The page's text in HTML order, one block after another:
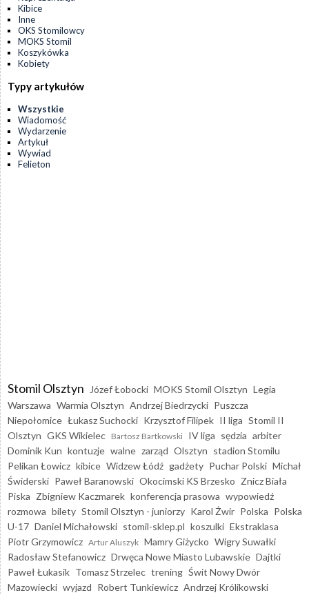
Kibice
Inne
OKS Stomilowcy
MOKS Stomil
Koszykówka
Kobiety
Typy artykułów
Wszystkie
Wiadomość
Wydarzenie
Artykuł
Wywiad
Felieton
Stomil Olsztyn Józef Łobocki MOKS Stomil Olsztyn Legia
Warszawa Warmia Olsztyn Andrzej Biedrzycki Puszcza
Niepołomice Łukasz Suchocki Krzysztof Filipek II liga Stomil II
Olsztyn GKS Wikielec Bartosz Bartkowski IV liga sędzia arbiter
Dominik Kun kontuzje walne zarząd Olsztyn stadion Stomilu
Pelikan Łowicz kibice Widzew Łódź gadżety Puchar Polski Michał
Świderski Paweł Baranowski Okocimski KS Brzesko Znicz Biała
Piska Zbigniew Kaczmarek konferencja prasowa wypowiedź
rozmowa bilety Stomil Olsztyn - juniorzy Karol Żwir Polska Polska
U-17 Daniel Michałowski stomil-sklep.pl koszulki Ekstraklasa
Piotr Grzymowicz Artur Aluszyk Mamry Giżycko Wigry Suwałki
Radosław Stefanowicz Drwęca Nowe Miasto Lubawskie Dajtki
Paweł Łukasik Tomasz Strzelec trening Świt Nowy Dwór
Mazowiecki wyjazd Robert Tunkiewicz Andrzej Królikowski